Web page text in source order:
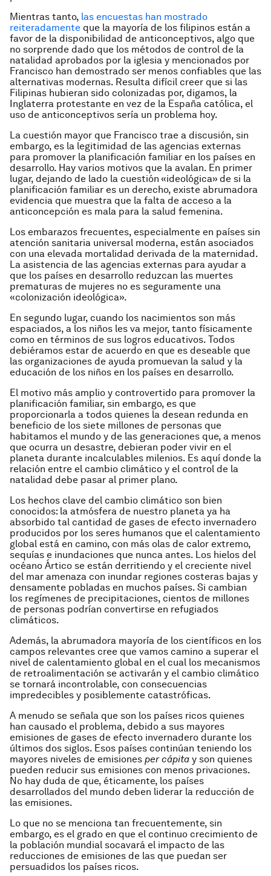
Mientras tanto, las encuestas han mostrado
reiteradamente que la mayoría de los filipinos están a
favor de la disponibilidad de anticonceptivos, algo que
no sorprende dado que los métodos de control de la
natalidad aprobados por la iglesia y mencionados por
Francisco han demostrado ser menos confiables que las
alternativas modernas. Resulta difícil creer que si las
Filipinas hubieran sido colonizadas por, digamos, la
Inglaterra protestante en vez de la España católica, el
uso de anticonceptivos sería un problema hoy.
La cuestión mayor que Francisco trae a discusión, sin
embargo, es la legitimidad de las agencias externas
para promover la planificación familiar en los países en
desarrollo. Hay varios motivos que la avalan. En primer
lugar, dejando de lado la cuestión «ideológica» de si la
planificación familiar es un derecho, existe abrumadora
evidencia que muestra que la falta de acceso a la
anticoncepción es mala para la salud femenina.
Los embarazos frecuentes, especialmente en países sin
atención sanitaria universal moderna, están asociados
con una elevada mortalidad derivada de la maternidad.
La asistencia de las agencias externas para ayudar a
que los países en desarrollo reduzcan las muertes
prematuras de mujeres no es seguramente una
«colonización ideológica».
En segundo lugar, cuando los nacimientos son más
espaciados, a los niños les va mejor, tanto físicamente
como en términos de sus logros educativos. Todos
debiéramos estar de acuerdo en que es deseable que
las organizaciones de ayuda promuevan la salud y la
educación de los niños en los países en desarrollo.
El motivo más amplio y controvertido para promover la
planificación familiar, sin embargo, es que
proporcionarla a todos quienes la desean redunda en
beneficio de los siete millones de personas que
habitamos el mundo y de las generaciones que, a menos
que ocurra un desastre, debieran poder vivir en el
planeta durante incalculables milenios. Es aquí donde la
relación entre el cambio climático y el control de la
natalidad debe pasar al primer plano.
Los hechos clave del cambio climático son bien
conocidos: la atmósfera de nuestro planeta ya ha
absorbido tal cantidad de gases de efecto invernadero
producidos por los seres humanos que el calentamiento
global está en camino, con más olas de calor extremo,
sequías e inundaciones que nunca antes. Los hielos del
océano Ártico se están derritiendo y el creciente nivel
del mar amenaza con inundar regiones costeras bajas y
densamente pobladas en muchos países. Si cambian
los regímenes de precipitaciones, cientos de millones
de personas podrían convertirse en refugiados
climáticos.
Además, la abrumadora mayoría de los científicos en los
campos relevantes cree que vamos camino a superar el
nivel de calentamiento global en el cual los mecanismos
de retroalimentación se activarán y el cambio climático
se tornará incontrolable, con consecuencias
impredecibles y posiblemente catastróficas.
A menudo se señala que son los países ricos quienes
han causado el problema, debido a sus mayores
emisiones de gases de efecto invernadero durante los
últimos dos siglos. Esos países continúan teniendo los
mayores niveles de emisiones per cápita y son quienes
pueden reducir sus emisiones con menos privaciones.
No hay duda de que, éticamente, los países
desarrollados del mundo deben liderar la reducción de
las emisiones.
Lo que no se menciona tan frecuentemente, sin
embargo, es el grado en que el continuo crecimiento de
la población mundial socavará el impacto de las
reducciones de emisiones de las que puedan ser
persuadidos los países ricos.